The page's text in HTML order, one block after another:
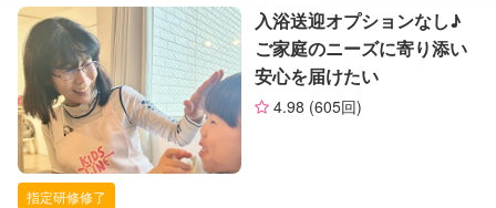
定期予約 お引き受けしていません
お子様の撮影
（定期特典）
対応不可
特徴 料金 レビュー
サポートの特徴
資格
企業型割引対象(旧内閣府補助対象)
自治体届出済ベビーシッター
幼稚園教諭
入浴送迎オプションなし♪
ご家庭のニーズに寄り添い
安心を届けたい
4.98 (605回)
指定研修修了